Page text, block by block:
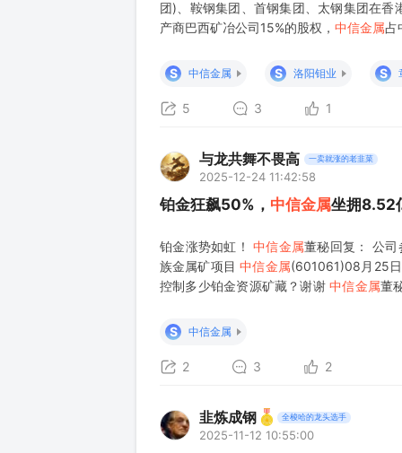
团)、鞍钢集团、首钢集团、太钢集团在
产商巴西矿冶公司15%的股权， 中信金属占
80%，是中国铌市场的开拓者和领导者 有
S 中信金属 S 洛阳钼业 S
5 3 1
与龙共舞不畏高 一卖就涨的老韭菜
2025-12-24 11:42:58
铂金狂飙50%， 中信金属坐拥8.52
铂金涨势如虹！ 中信金属董秘回复： 公
族金属矿项目 中信金属(601061)08月25
控制多少铂金资源矿藏？谢谢 中信金属董
（3
S 中信金属
2 3 2
韭炼成钢 全梭哈的龙头选手
2025-11-12 10:55:00